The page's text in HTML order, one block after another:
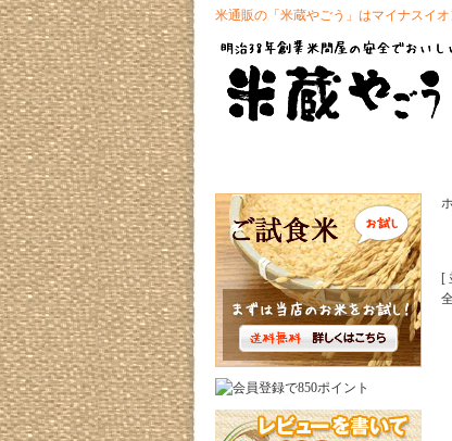
米通販の「米蔵やごう」はマイナスイ
[